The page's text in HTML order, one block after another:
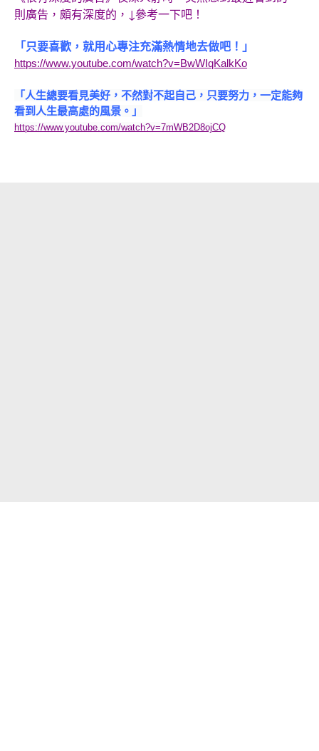
則廣告，頗有深度的，↓參考一下吧！
「只要喜歡，就用心專注充滿熱情地去做吧！」
https://www.youtube.com/watch?v=BwWIqKalkKo
「人生總要看見美好，不然對不起自己，只要努力，一定能夠
看到人生最高處的風景。」
https://www.youtube.com/watch?v=7mWB2D8ojCQ